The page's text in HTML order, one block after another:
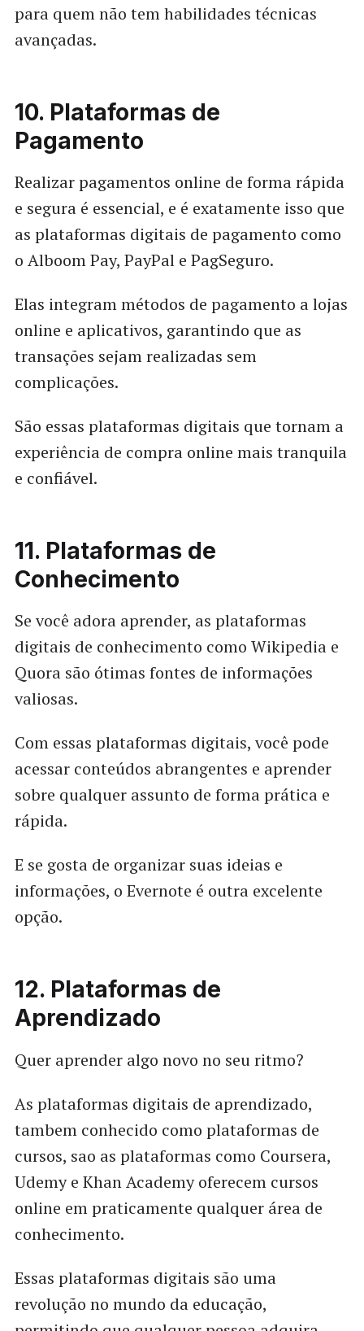
para quem não tem habilidades técnicas
avançadas.
10. Plataformas de
Pagamento
Realizar pagamentos online de forma rápida
e segura é essencial, e é exatamente isso que
as plataformas digitais de pagamento como
o Alboom Pay, PayPal e PagSeguro.
Elas integram métodos de pagamento a lojas
online e aplicativos, garantindo que as
transações sejam realizadas sem
complicações.
São essas plataformas digitais que tornam a
experiência de compra online mais tranquila
e confiável.
11. Plataformas de
Conhecimento
Se você adora aprender, as plataformas
digitais de conhecimento como Wikipedia e
Quora são ótimas fontes de informações
valiosas.
Com essas plataformas digitais, você pode
acessar conteúdos abrangentes e aprender
sobre qualquer assunto de forma prática e
rápida.
E se gosta de organizar suas ideias e
informações, o Evernote é outra excelente
opção.
12. Plataformas de
Aprendizado
Quer aprender algo novo no seu ritmo?
As plataformas digitais de aprendizado,
tambem conhecido como plataformas de
cursos, sao as plataformas como Coursera,
Udemy e Khan Academy oferecem cursos
online em praticamente qualquer área de
conhecimento.
Essas plataformas digitais são uma
revolução no mundo da educação,